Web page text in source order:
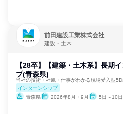
前田建設工業株式会社
建設・土木
【28卒】【建築・土木系】長期
プ(青森県)
当社の技術・社風・仕事がわかる現場受入型
インターンシップ
青森県
2026年8月・9月 5日～10日